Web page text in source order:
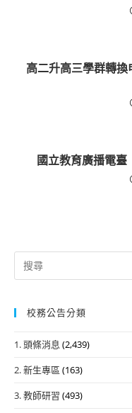
高二升高三學群轉
國立教育廣播電
Search
for:
校務公告分類
1. 頭條消息 (2,439)
2. 新生專區 (163)
3. 教師研習 (493)